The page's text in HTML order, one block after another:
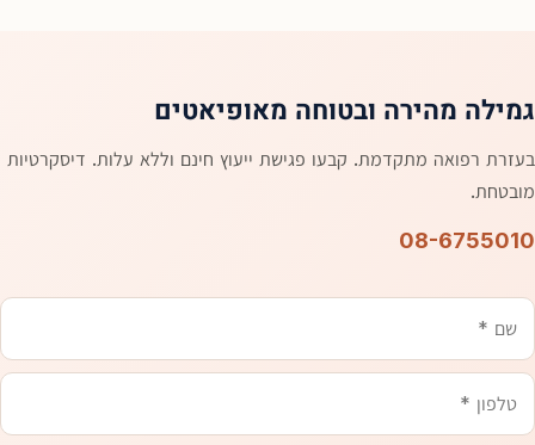
גמילה מהירה ובטוחה מאופיאטים
בעזרת רפואה מתקדמת. קבעו פגישת ייעוץ חינם וללא עלות. דיסקרטיות
מובטחת.
08-6755010
שם
טלפון
אימייל
משהו
שנדע